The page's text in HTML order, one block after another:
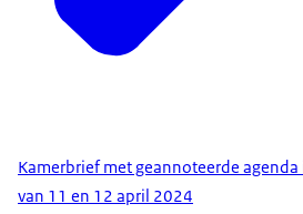
Kamerbrief met geannoteerde
van 11 en 12 april 2024